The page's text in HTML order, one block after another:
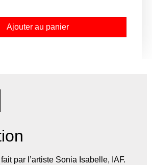
Ajouter au panier
par l’artiste Sonia Isabelle, IAF.